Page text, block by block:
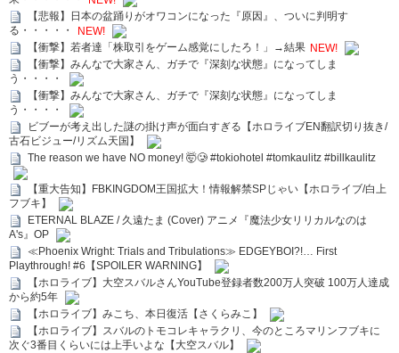
【悲報】日本の盆踊りがオワコンになった『原因』、ついに判明す
る・・・・・
NEW!
【衝撃】若者達「株取引をゲーム感覚にしたろ！」→結果 NEW!
【衝撃】みんなで大家さん、ガチで『深刻な状態』になってしま
う・・・・
【衝撃】みんなで大家さん、ガチで『深刻な状態』になってしま
う・・・・
ビブーが考え出した謎の掛け声が面白すぎる【ホロライブEN翻訳切り抜き/
古石ビジュー/リズム天国】
The reason we have NO money! 🤯🥲 #tokiohotel #tomkaulitz #billkaulitz
【重大告知】FBKINGDOM王国拡大！情報解禁SPじゃい【ホロライブ/白上
フブキ】
ETERNAL BLAZE / 久遠たま (Cover) アニメ『魔法少女リリカルなのは
A's』OP
≪Phoenix Wright: Trials and Tribulations≫ EDGEYBOI?!… First
Playthrough! #6【SPOILER WARNING】
【ホロライブ】大空スバルさんYouTube登録者数200万人突破 100万人達成
から約5年
【ホロライブ】みこち、本日復活【さくらみこ】
【ホロライブ】スバルのトモコレキャラクリ、今のところマリンフブキに
次ぐ3番目くらいには上手いよな【大空スバル】